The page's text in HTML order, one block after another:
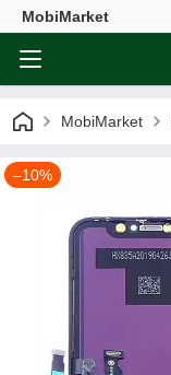
MobiMarket
MobiMarket
–10%